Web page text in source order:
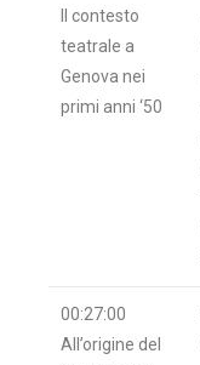
Il contesto
teatrale a
Genova nei
primi anni ‘50
00:27:00
All’origine del